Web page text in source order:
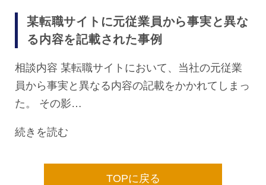
某転職サイトに元従業員から事実と異な
る内容を記載された事例
相談内容 某転職サイトにおいて、当社の元従業
員から事実と異なる内容の記載をかかれてしまっ
た。 その影…
続きを読む
TOPに戻る